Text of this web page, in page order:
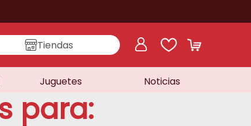
Tiendas
Juguetes Noticias
para: